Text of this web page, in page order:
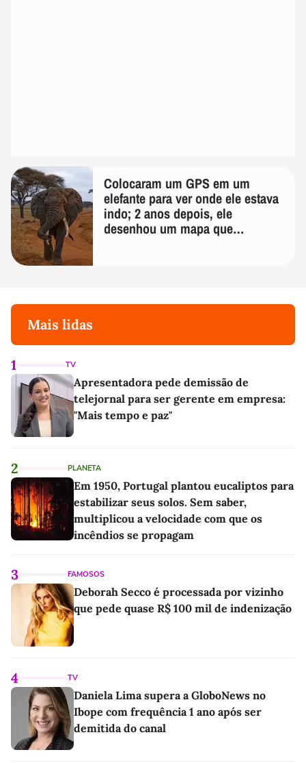
Colocaram um GPS em um
elefante para ver onde ele estava
indo; 2 anos depois, ele
desenhou um mapa que
Mais lidas
1 TV
Apresentadora pede demissão de
telejornal para ser gerente em empresa:
"Mais tempo e paz"
2 PLANETA
Em 1950, Portugal plantou eucaliptos para
estabilizar seus solos. Sem saber,
multiplicou a velocidade com que os
incêndios se propagam
3 FAMOSOS
Deborah Secco é processada por vizinho
que pede quase R$ 100 mil de indenização
4 TV
Daniela Lima supera a GloboNews no
Ibope com frequência 1 ano após ser
demitida do canal